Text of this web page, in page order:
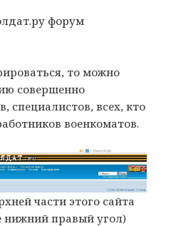
форум
то можно
совершенно
специалистов, всех, кто
военкоматов.
части этого сайта
нижний правый угол)